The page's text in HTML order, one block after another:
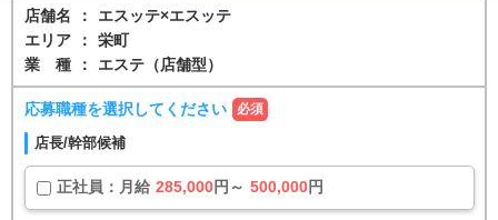
店舗名
エリア
業種
：
エスッテ×エスッテ
：
栄町
：
エステ（店舗型）
応募職種を選択してください 必須
店長/幹部候補
正社員 ： 月給 285,000円～ 500,000円